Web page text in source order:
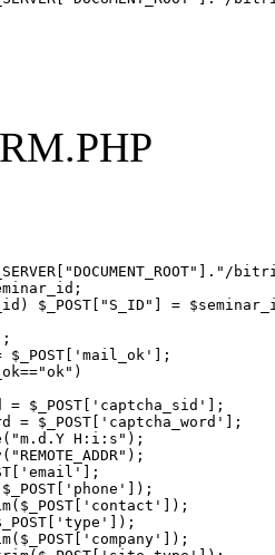
$_POST["S_ID"] =
= $_POST['captcha_sid'];
= $_POST['captcha_word'];
H:i:s");